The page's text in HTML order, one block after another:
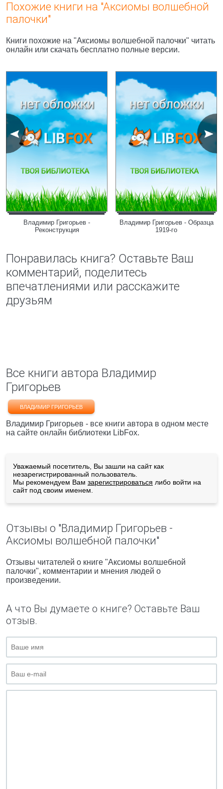
Похожие книги на "Аксиомы волшебной
палочки"
Книги похожие на "Аксиомы волшебной палочки" читать
онлайн или скачать бесплатно полные версии.
Владимир Григорьев -
Реконструкция
Владимир Григорьев - Образца
1919-го
Понравилась книга? Оставьте Ваш
комментарий, поделитесь
впечатлениями или расскажите
друзьям
Все книги автора Владимир
Григорьев
ВЛАДИМИР ГРИГОРЬЕВ
Владимир Григорьев - все книги автора в одном месте
на сайте онлайн библиотеки LibFox.
Уважаемый посетитель, Вы зашли на сайт как
незарегистрированный пользователь.
Мы рекомендуем Вам зарегистрироваться либо войти на
сайт под своим именем.
Отзывы о "Владимир Григорьев -
Аксиомы волшебной палочки"
Отзывы читателей о книге "Аксиомы волшебной
палочки", комментарии и мнения людей о
произведении.
А что Вы думаете о книге? Оставьте Ваш
отзыв.